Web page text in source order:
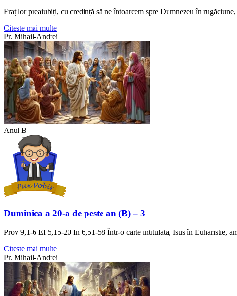
Fraților preaiubiți, cu credință să ne întoarcem spre Dumnezeu în
Citeste mai multe
Pr. Mihail-Andrei
Anul B
Duminica a 20-a de peste an (B) – 3
Prov 9,1-6 Ef 5,15-20 In 6,51-58 Într-o carte intitulată, Isus în Euharistie,
Citeste mai multe
Pr. Mihail-Andrei